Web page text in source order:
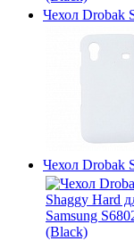
Чехол Drobak
Чехол Drobak